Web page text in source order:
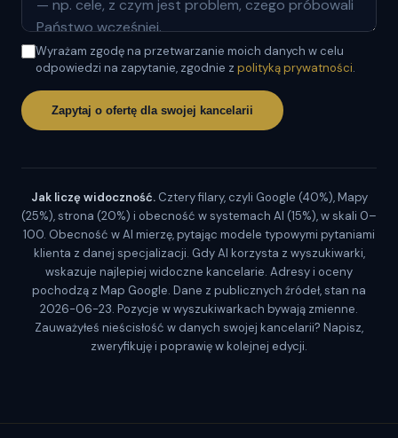
Wyrażam zgodę na przetwarzanie moich danych w celu
odpowiedzi na zapytanie, zgodnie z polityką prywatności.
Zapytaj o ofertę dla swojej kancelarii
Jak liczę widoczność.Cztery filary, czyli Google (40%), Mapy
(25%), strona (20%) i obecność w systemach AI (15%), w skali 0–
100. Obecność w AI mierzę, pytając modele typowymi pytaniami
klienta z danej specjalizacji. Gdy AI korzysta z wyszukiwarki,
wskazuje najlepiej widoczne kancelarie. Adresy i oceny
pochodzą z Map Google. Dane z publicznych źródeł, stan na
2026-06-23. Pozycje w wyszukiwarkach bywają zmienne.
Zauważyłeś nieścisłość w danych swojej kancelarii? Napisz,
zweryfikuję i poprawię w kolejnej edycji.